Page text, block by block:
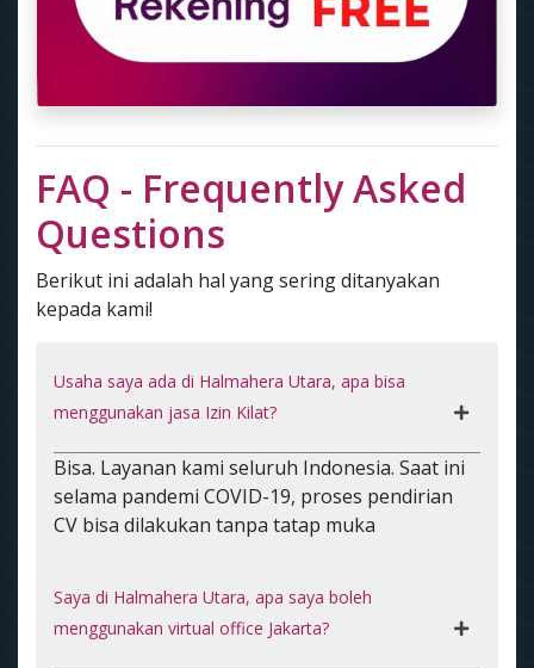
FAQ - Frequently Asked
Questions
Berikut ini adalah hal yang sering ditanyakan
kepada kami!
Usaha saya ada di Halmahera Utara, apa bisa
menggunakan jasa Izin Kilat?
Bisa. Layanan kami seluruh Indonesia. Saat ini
selama pandemi COVID-19, proses pendirian
CV bisa dilakukan tanpa tatap muka
Saya di Halmahera Utara, apa saya boleh
menggunakan virtual office Jakarta?